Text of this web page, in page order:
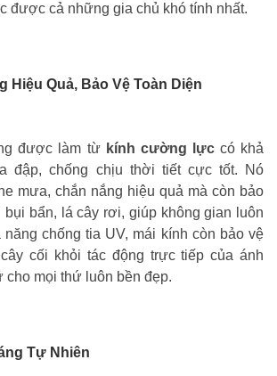
được cả những gia chủ khó tính nhất.
Hiệu Quả, Bảo Vệ Toàn Diện
được làm từ kính cường lựccó khả
đập, chống chịu thời tiết cực tốt. Nó
mưa, chắn nắng hiệu quả mà còn bảo
bụi bẩn, lá cây rơi, giúp không gian luôn
chống tia UV, mái kính còn bảo vệ
cối khỏi tác động trực tiếp của ánh
cho mọi thứ luôn bền đẹp.
Tự Nhiên